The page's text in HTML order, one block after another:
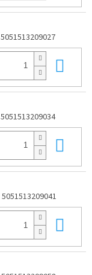
5051513209027
5051513209034
5051513209041